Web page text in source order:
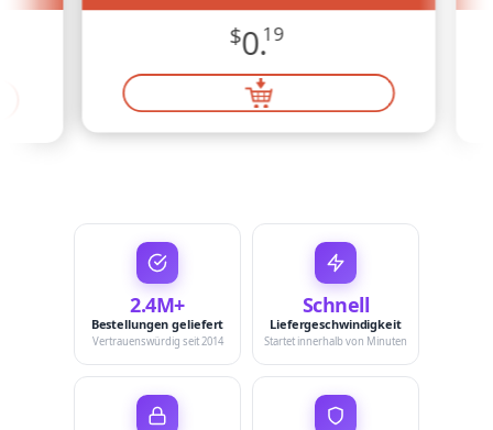
$0.19
2.4M+
Bestellungen geliefert
Vertrauenswürdig seit 2014
Schnell
Liefergeschwindigkeit
Startet innerhalb von Minuten